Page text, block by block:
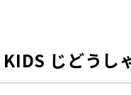
じどう